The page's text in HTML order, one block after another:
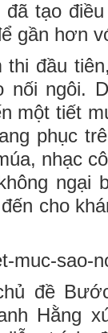
tạo điều
gần hơn
thi đầu
nối ngôi.
một tiết
phục
nhạc
ngại
cho
đề
Hằng